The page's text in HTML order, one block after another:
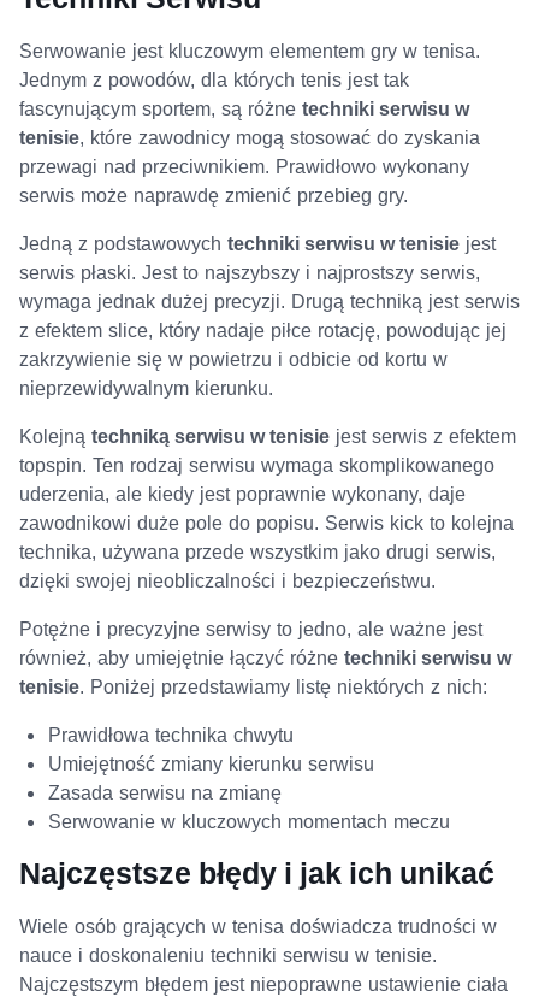
Serwowanie jest kluczowym elementem gry w tenisa.
Jednym z powodów, dla których tenis jest tak
fascynującym sportem, są różne techniki serwisu w
tenisie, które zawodnicy mogą stosować do zyskania
przewagi nad przeciwnikiem. Prawidłowo wykonany
serwis może naprawdę zmienić przebieg gry.
Jedną z podstawowych techniki serwisu w tenisie jest
serwis płaski. Jest to najszybszy i najprostszy serwis,
wymaga jednak dużej precyzji. Drugą techniką jest serwis
z efektem slice, który nadaje piłce rotację, powodując jej
zakrzywienie się w powietrzu i odbicie od kortu w
nieprzewidywalnym kierunku.
Kolejną techniką serwisu w tenisie jest serwis z efektem
topspin. Ten rodzaj serwisu wymaga skomplikowanego
uderzenia, ale kiedy jest poprawnie wykonany, daje
zawodnikowi duże pole do popisu. Serwis kick to kolejna
technika, używana przede wszystkim jako drugi serwis,
dzięki swojej nieobliczalności i bezpieczeństwu.
Potężne i precyzyjne serwisy to jedno, ale ważne jest
również, aby umiejętnie łączyć różne techniki serwisu w
tenisie. Poniżej przedstawiamy listę niektórych z nich:
Prawidłowa technika chwytu
Umiejętność zmiany kierunku serwisu
Zasada serwisu na zmianę
Serwowanie w kluczowych momentach meczu
Najczęstsze błędy i jak ich unikać
Wiele osób grających w tenisa doświadcza trudności w
nauce i doskonaleniu techniki serwisu w tenisie.
Najczęstszym błędem jest niepoprawne ustawienie ciała